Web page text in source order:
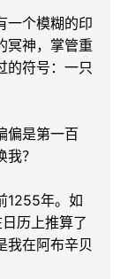
一个模糊的印
神，掌管重
的符号：一只
偏是第一百
？
1255年。如
历上推算了
在阿布辛贝